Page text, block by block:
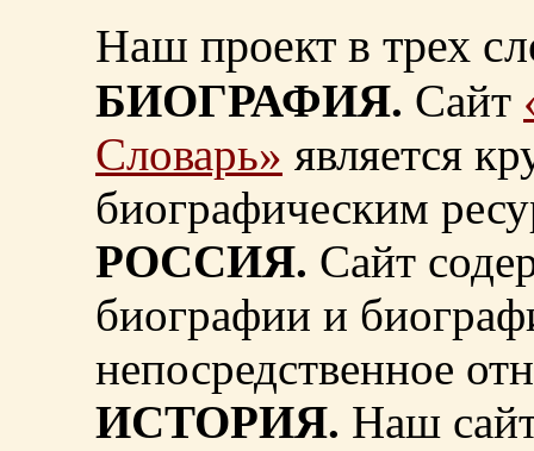
Наш проект в трех
БИОГРАФИЯ. Сайт
Словарь» является
биографическим
РОССИЯ. Сайт
биографии и
непосредственное
ИСТОРИЯ. Наш